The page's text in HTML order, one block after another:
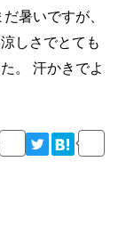
暑いですが、
しさでとても
。 汗かきでよ